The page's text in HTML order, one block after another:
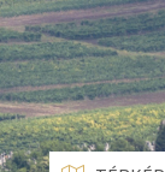
line237
282
line284